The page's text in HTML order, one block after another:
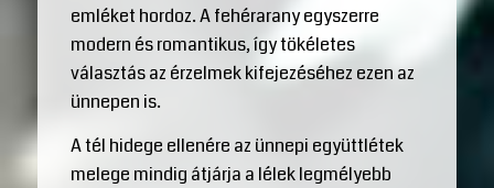
emléket hordoz. A fehérarany egyszerre
modern és romantikus, így tökéletes
választás az érzelmek kifejezéséhez ezen az
ünnepen is.
A tél hidege ellenére az ünnepi együttlétek
melege mindig átjárja a lélek legmélyebb